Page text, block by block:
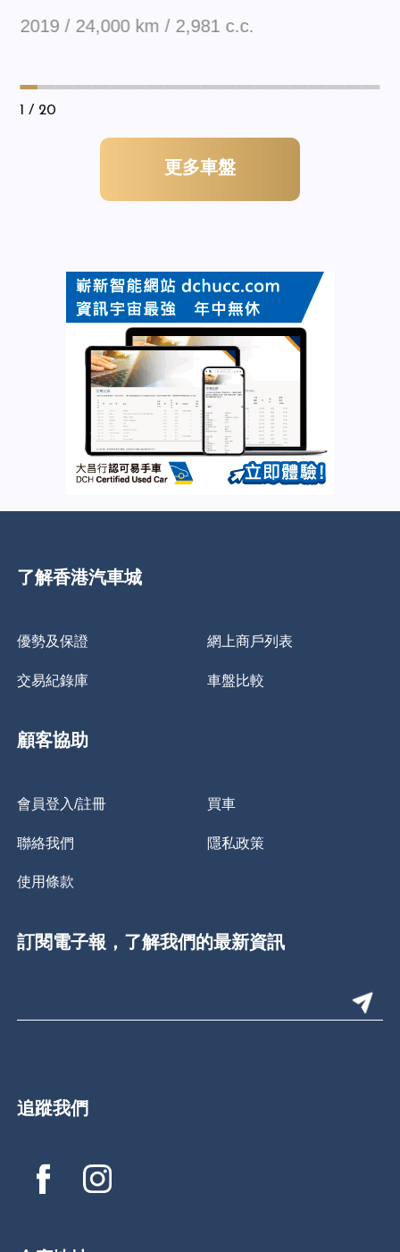
2019 / 24,000 km / 2,981 c.c.
1 / 20
更多車盤
了解香港汽車城
優勢及保證 網上商戶列表
交易紀錄庫 車盤比較
顧客協助
會員登入/註冊 買車
聯絡我們 隱私政策
使用條款
訂閱電子報，了解我們的最新資訊
追蹤我們